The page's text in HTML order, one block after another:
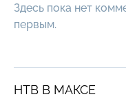
Здесь пока нет
первым.
НТВ В МАКСЕ